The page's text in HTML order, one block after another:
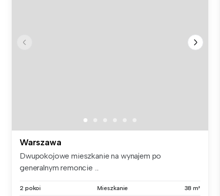
Warszawa
Dwupokojowe mieszkanie na wynajem po
generalnym remoncie ...
2 pokoi Mieszkanie 38 m²